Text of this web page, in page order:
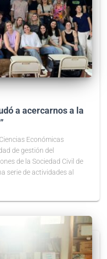
a acercarnos a la
Económicas
de gestión del
de la Sociedad Civil de
serie de actividades al